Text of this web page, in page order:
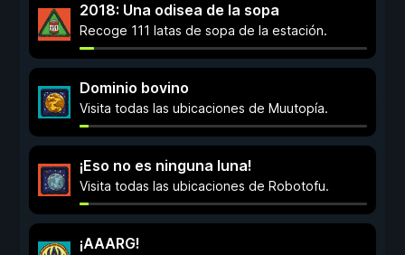
2018: Una odisea de la sopa
Recoge 111 latas de sopa de la estación.
Dominio bovino
Visita todas las ubicaciones de Muutopía.
¡Eso no es ninguna luna!
Visita todas las ubicaciones de Robotofu.
¡AAARG!